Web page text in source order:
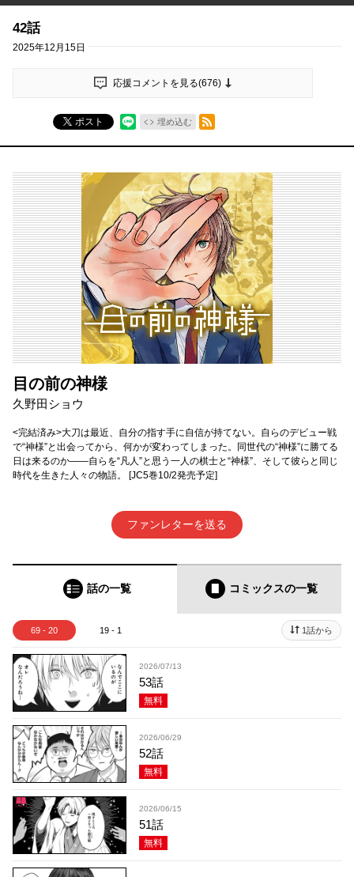
42話
2025年12月15日
応援コメントを見る(676)
ポスト 埋め込む
RSSフィード
目の前の神様
久野田ショウ
<完結済み>大刀は最近、自分の指す手に自信が持てない。自らのデビュー戦
で“神様”と出会ってから、何かが変わってしまった。同世代の“神様”に勝てる
日は来るのか――自らを“凡人”と思う一人の棋士と“神様”、そして彼らと同じ
時代を生きた人々の物語。 [JC5巻10/2発売予定]
ファンレターを送る
話の一覧 コミックスの一覧
69 - 20 19 - 1 1話から
2026/07/13
53話
無料
2026/06/29
52話
無料
2026/06/15
51話
無料